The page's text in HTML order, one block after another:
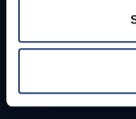
PhD-